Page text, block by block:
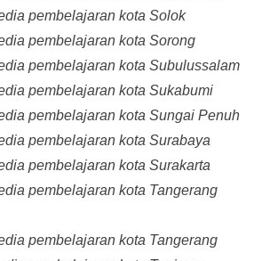
pembelajaran kota Solok
pembelajaran kota Sorong
pembelajaran kota Subulussalam
pembelajaran kota Sukabumi
pembelajaran kota Sungai Penuh
pembelajaran kota Surabaya
pembelajaran kota Surakarta
pembelajaran kota Tangerang
pembelajaran kota Tangerang